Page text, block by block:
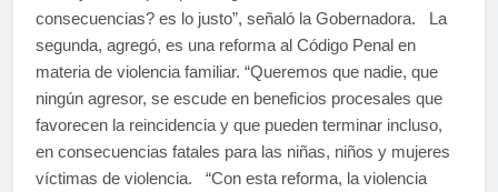
consecuencias? es lo justo”, señaló la Gobernadora. La
segunda, agregó, es una reforma al Código Penal en
materia de violencia familiar. “Queremos que nadie, que
ningún agresor, se escude en beneficios procesales que
favorecen la reincidencia y que pueden terminar incluso,
en consecuencias fatales para las niñas, niños y mujeres
víctimas de violencia. “Con esta reforma, la violencia